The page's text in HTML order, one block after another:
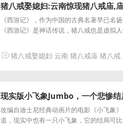
猪八戒娶媳妇:云南惊现猪八戒庙,
《西游记》，作为中国的古典名著早已名
《西游记》是神话传说，猪八戒也是虚拟
猪八戒娶媳妇 云南 猪八戒庙 猪八戒
现实版小飞象Jumbo，一个悲惨
改编自迪士尼经典动画片的电影《小飞象
道，现实中也有一只小飞象，它的结局可